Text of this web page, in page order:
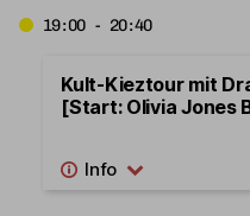
19:00 - 20:40
Kult-Kieztour mit
[Start: Olivia Jones